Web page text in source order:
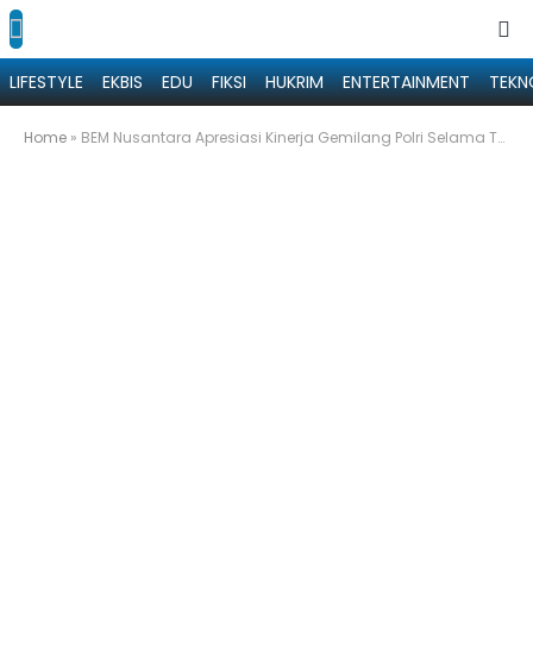
LIFESTYLE EKBIS EDU FIKSI HUKRIM ENTERTAINMENT
Home » BEM Nusantara Apresiasi Kinerja Gemilang Polri Selama Tahun 2024